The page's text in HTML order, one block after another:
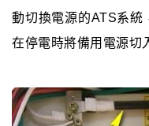
動切換電源的ATS系統
在停電時將備用電源切